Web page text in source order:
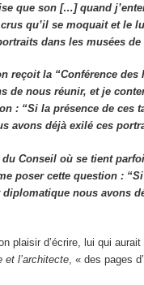
que son […] quand
qu’il se moquait et
dans les musées de
reçoit la “Conférence
nous réunir, et je
: “Si la présence de
déjà exilé ces
Conseil où se tient
poser cette question :
nous avons
plaisir d’écrire, lui qui
et l’architecte, « des pages